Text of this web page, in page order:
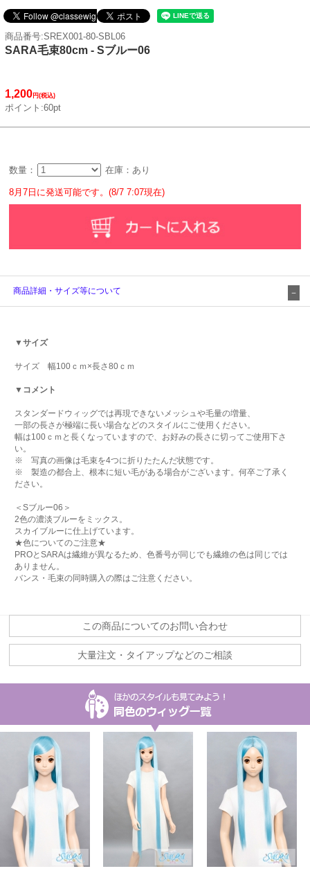
商品番号:SREX001-80-SBL06
SARA毛束80cm - Sブルー06
1,200円(税込)
ポイント:60pt
数量： 在庫：あり
8月7日に発送可能です。(8/7 7:07現在)
商品詳細・サイズ等について
▼サイズ
サイズ 幅100ｃｍ×長さ80ｃｍ
▼コメント
スタンダードウィッグでは再現できないメッシュや毛量の増量、
一部の長さが極端に長い場合などのスタイルにご使用ください。
幅は100ｃｍと長くなっていますので、お好みの長さに切ってご使用下さ
い。
※ 写真の画像は毛束を4つに折りたたんだ状態です。
※ 製造の都合上、根本に短い毛がある場合がございます。何卒ご了承く
ださい。
＜Sブルー06＞
2色の濃淡ブルーをミックス。
スカイブルーに仕上げています。
★色についてのご注意★
PROとSARAは繊維が異なるため、色番号が同じでも繊維の色は同じでは
ありません。
バンス・毛束の同時購入の際はご注意ください。
この商品についてのお問い合わせ
大量注文・タイアップなどのご相談